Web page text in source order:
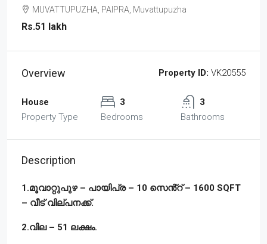
MUVATTUPUZHA, PAIPRA, Muvattupuzha
Rs.51 lakh
Overview Property ID: VK20555
House
Property Type
3
Bedrooms
3
Bathrooms
Description
1.മൂവാറ്റുപുഴ – പായിപ്ര – 10 സെൻ്റ് – 1600 SQFT
– വീട് വില്പനക്ക്.
2.വില – 51 ലക്ഷം.